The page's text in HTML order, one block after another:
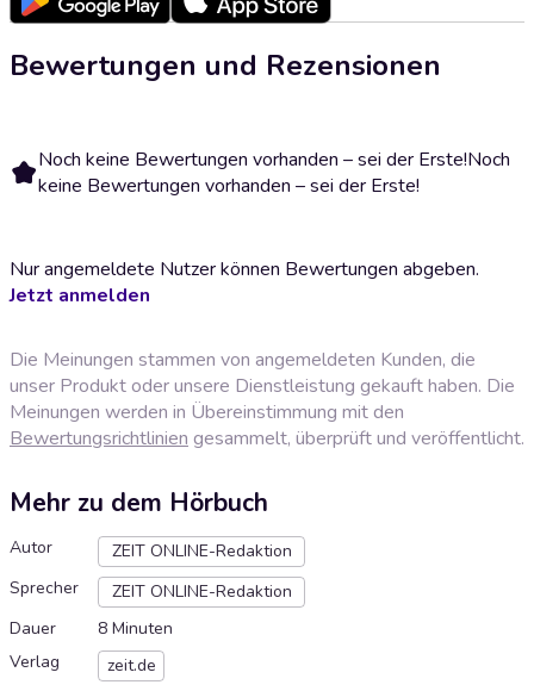
Bewertungen und Rezensionen
Noch keine Bewertungen vorhanden – sei der Erste!Noch
keine Bewertungen vorhanden – sei der Erste!
Nur angemeldete Nutzer können Bewertungen abgeben.
Jetzt anmelden
Die Meinungen stammen von angemeldeten Kunden, die
unser Produkt oder unsere Dienstleistung gekauft haben. Die
Meinungen werden in Übereinstimmung mit den
Bewertungsrichtlinien gesammelt, überprüft und veröffentlicht.
Mehr zu dem Hörbuch
Autor
ZEIT ONLINE-Redaktion
Sprecher
ZEIT ONLINE-Redaktion
Dauer
8 Minuten
Verlag
zeit.de